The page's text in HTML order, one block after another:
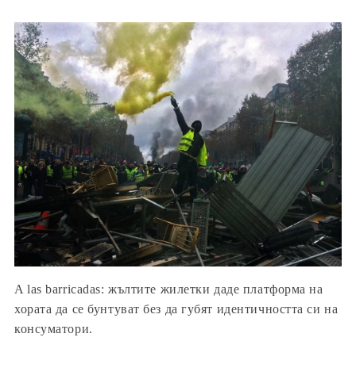
A las barricadas: жълтите жилетки даде платформа на
хората да се бунтуват без да губят идентичността си на
консуматори.